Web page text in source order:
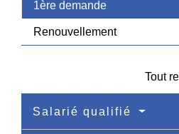
1ère demande
Renouvellement
Tout
Salarié qualifié